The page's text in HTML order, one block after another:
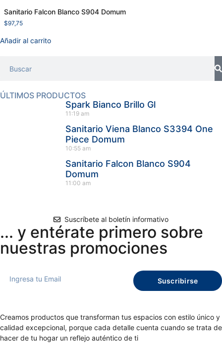
Sanitario Falcon Blanco S904 Domum
$97,75
Añadir al carrito
ÚLTIMOS PRODUCTOS
Spark Bianco Brillo Gl
11:19 am
Sanitario Viena Blanco S3394 One
Piece Domum
10:55 am
Sanitario Falcon Blanco S904
Domum
11:00 am
Suscríbete al boletín informativo
... y entérate primero sobre
nuestras promociones
Suscribirse
Creamos productos que transforman tus espacios con estilo único y
calidad excepcional, porque cada detalle cuenta cuando se trata de
hacer de tu hogar un reflejo auténtico de ti